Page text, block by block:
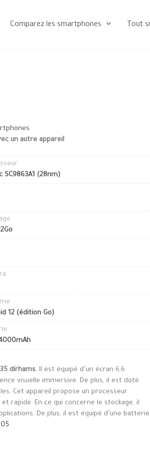
Comparez les smartphones Tout
un autre appareil
SC9863A1 (28nm)
12 (édition Go)
dirhams. Il est équipé d’un écran 6,6
visuelle immersive. De plus, il est doté
Cet appareil propose un processeur
rapide. En ce qui concerne le stockage, il
De plus, il est équipé d’une batterie